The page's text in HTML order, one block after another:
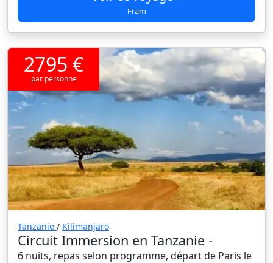
Fram
2795 €
par personne
Tanzanie / Kilimanjaro
Circuit Immersion en Tanzanie -
6 nuits, repas selon programme, départ de Paris le